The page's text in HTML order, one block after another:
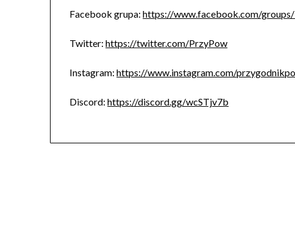
Facebook grupa:https://www.facebook.com/
Twitter:https://twitter.com/PrzyPow
Instagram:https://www.instagram.com/
Discord:https://discord.gg/wcSTjv7b